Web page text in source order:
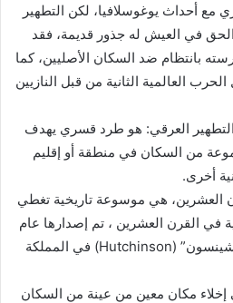
أحداث يوغوسلافيا، لكن التطهير
في العيش له جذور قديمة، فقد
بانتظام ضد السكان الأصليين، كما
العالمية الثانية من قبل النازيين
العرقي: هو طرد قسري يهدف
من السكان في منطقة أو إقليم
أخرى.
هي موسوعة تاريخية تغطي
في القرن العشرين ، تم إصدارها عام
1997 من قبل دار النشر “هاتشينسون” (Hutchinson) في المملكة
إخلاء مكان معين من عينة من السكان